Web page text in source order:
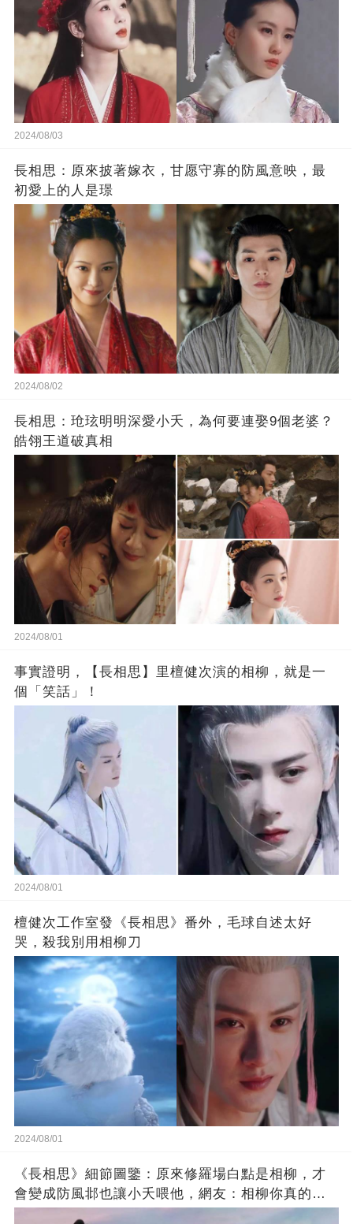
2024/08/03
長相思：原來披著嫁衣，甘愿守寡的防風意映，最
初愛上的人是璟
2024/08/02
長相思：玱玹明明深愛小夭，為何要連娶9個老婆？
皓翎王道破真相
2024/08/01
事實證明，【長相思】里檀健次演的相柳，就是一
個「笑話」！
2024/08/01
檀健次工作室發《長相思》番外，毛球自述太好
哭，殺我別用相柳刀
2024/08/01
《長相思》細節圖鑒：原來修羅場白點是相柳，才
會變成防風邶也讓小夭喂他，網友：相柳你真的超